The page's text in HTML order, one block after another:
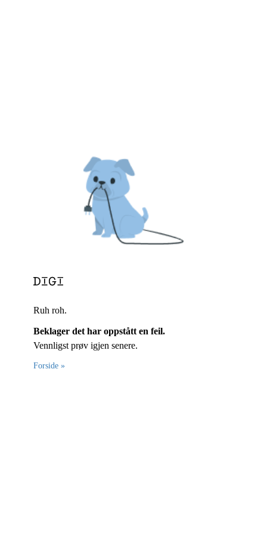
Ruh roh.
Beklager det har oppstått en feil.
Vennligst prøv igjen senere.
Forside »